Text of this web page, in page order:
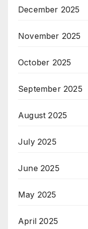
December 2025
November 2025
October 2025
September 2025
August 2025
July 2025
June 2025
May 2025
April 2025